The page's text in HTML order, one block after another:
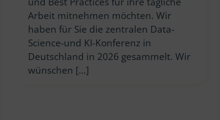
Arbeit mitnehmen möchten. Wir
haben für Sie die zentralen Data-
Science-und KI-Konferenz in
Deutschland in 2026 gesammelt. Wir
wünschen […]